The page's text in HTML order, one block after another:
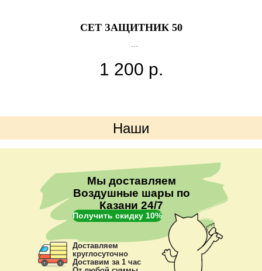
СЕТ ЗАЩИТНИК 50
1 200 р.
Наши
преимущества
Мы доставляем
Воздушные шары по
Казани 24/7
Получить скидку 10%
Доставляем
круглосуточно
Доставим за 1 час